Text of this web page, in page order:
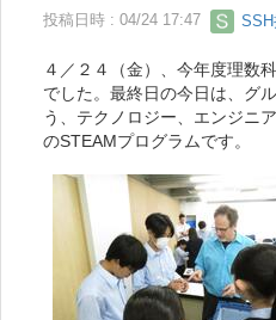
投稿日時 : 04/24 17:47
４／２４（金）、今年度理数
でした。最終日の今日は、グ
う、テクノロジー、エンジニ
のSTEAMプログラムです。